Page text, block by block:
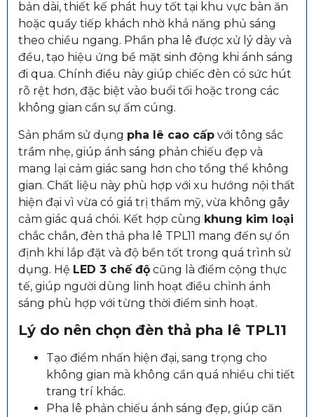
bản dài, thiết kế phát huy tốt tại khu vực bàn ăn
hoặc quầy tiếp khách nhờ khả năng phủ sáng
theo chiều ngang. Phần pha lê được xử lý dày và
đều, tạo hiệu ứng bề mặt sinh động khi ánh sáng
đi qua. Chính điều này giúp chiếc đèn có sức hút
rõ rệt hơn, đặc biệt vào buổi tối hoặc trong các
không gian cần sự ấm cúng.
Sản phẩm sử dụng pha lê cao cấp với tông sắc
trầm nhẹ, giúp ánh sáng phản chiếu đẹp và
mang lại cảm giác sang hơn cho tổng thể không
gian. Chất liệu này phù hợp với xu hướng nội thất
hiện đại vì vừa có giá trị thẩm mỹ, vừa không gây
cảm giác quá chói. Kết hợp cùng khung kim loại
chắc chắn, đèn thả pha lê TPL11 mang đến sự ổn
định khi lắp đặt và độ bền tốt trong quá trình sử
dụng. Hệ LED 3 chế độ cũng là điểm cộng thực
tế, giúp người dùng linh hoạt điều chỉnh ánh
sáng phù hợp với từng thời điểm sinh hoạt.
Lý do nên chọn đèn thả pha lê TPL11
Tạo điểm nhấn hiện đại, sang trọng cho
không gian mà không cần quá nhiều chi tiết
trang trí khác.
Pha lê phản chiếu ánh sáng đẹp, giúp căn